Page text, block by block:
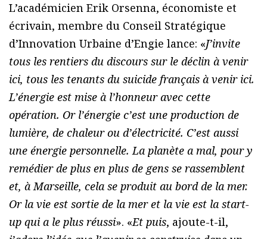
L’académicien Erik Orsenna, économiste et
écrivain, membre du Conseil Stratégique
d’Innovation Urbaine d’Engie lance: «J’invite
tous les rentiers du discours sur le déclin à venir
ici, tous les tenants du suicide français à venir ici.
L’énergie est mise à l’honneur avec cette
opération. Or l’énergie c’est une production de
lumière, de chaleur ou d’électricité. C’est aussi
une énergie personnelle. La planète a mal, pour y
remédier de plus en plus de gens se rassemblent
et, à Marseille, cela se produit au bord de la mer.
Or la vie est sortie de la mer et la vie est la start-
up qui a le plus réussi». «Et puis, ajoute-t-il,